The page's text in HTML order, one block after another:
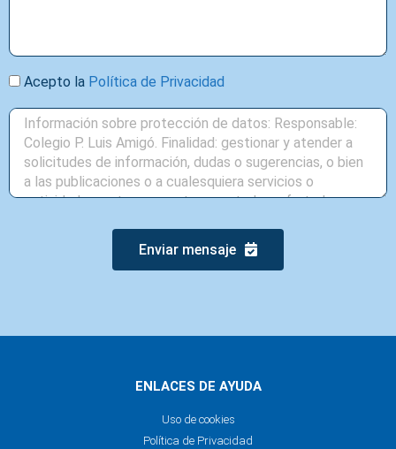
Acepto la Política de Privacidad
Enviar mensaje
ENLACES DE AYUDA
Uso de cookies
Política de Privacidad